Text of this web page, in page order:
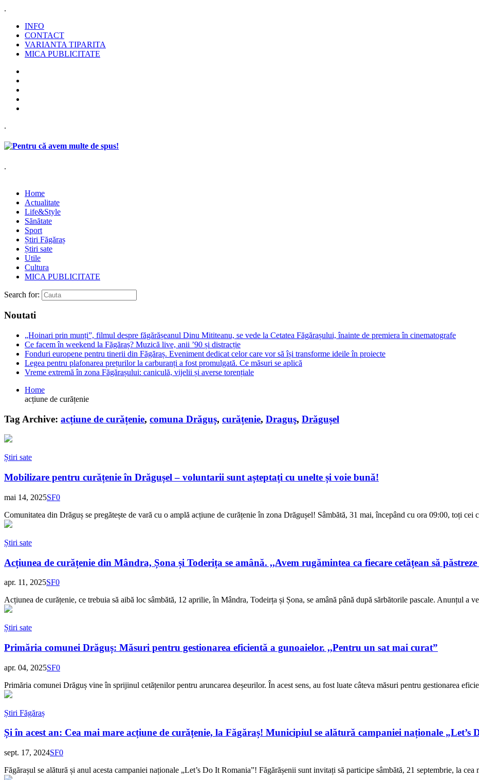
.
INFO
CONTACT
VARIANTA TIPARITA
MICA PUBLICITATE
.
.
Home
Actualitate
Life&Style
Sănătate
Sport
Știri Făgăraș
Știri sate
Utile
Cultura
MICA PUBLICITATE
Search for:
Noutati
„Hoinari prin munți”, filmul despre făgărășeanul Dinu Mititeanu, se vede la Cetatea Făgărașului, înainte de premiera în cinematografe
Ce facem în weekend la Făgăraș? Muzică live, anii ’90 și distracție
Fonduri europene pentru tinerii din Făgăraș. Eveniment dedicat celor care vor să își transforme ideile în proiecte
Legea pentru plafonarea prețurilor la carburanți a fost promulgată. Ce măsuri se aplică
Vreme extremă în zona Făgărașului: caniculă, vijelii și averse torențiale
Home
acțiune de curățenie
Tag Archive: acțiune de curățenie, comuna Drăguș, curățenie, Draguş, Drăgușel
Știri sate
Mobilizare pentru curățenie în Drăgușel – voluntarii sunt așteptați cu unelte și voie bună!
mai 14, 2025SF0
Comunitatea din Drăguș se pregătește de vară cu o amplă acțiune de curățenie în zona Drăgușel! Sâmbătă, 31 mai, începând cu ora 09:00, toți cei
Știri sate
Acțiunea de curățenie din Mândra, Șona și Toderița se amână. ,,Avem rugămintea ca fiecare cetățean să
apr. 11, 2025SF0
Acțiunea de curățenie, ce trebuia să aibă loc sâmbătă, 12 aprilie, în Mândra, Todeirța și Șona, se amână până după sărbătorile pascale. Anunțul a
Știri sate
Primăria comunei Drăguș: Măsuri pentru gestionarea eficientă a gunoaielor. ,,Pentru un sat mai curat”
apr. 04, 2025SF0
Primăria comunei Drăguș vine în sprijinul cetățenilor pentru aruncarea deșeurilor. În acest sens, au fost luate câteva măsuri pentru gestionarea
Știri Făgăraș
Și în acest an: Cea mai mare acțiune de curățenie, la Făgăraș! Municipiul se alătură campaniei naționale „Let’s
sept. 17, 2024SF0
Făgărașul se alătură și anul acesta campaniei naționale „Let’s Do It Romania”! Făgărășenii sunt invitați să participe sâmbătă, 21 septembrie, la cea